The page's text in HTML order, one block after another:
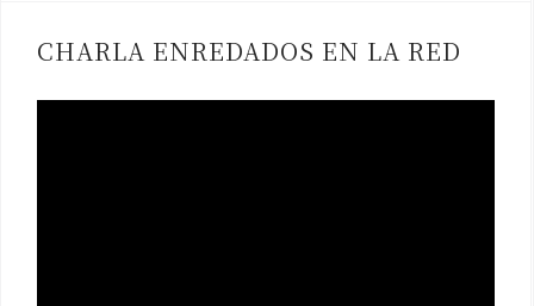
CHARLA ENREDADOS EN LA RED